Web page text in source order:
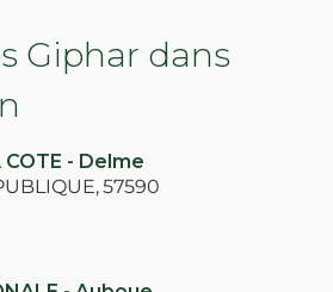
Giphar dans
COTE - Delme
57590